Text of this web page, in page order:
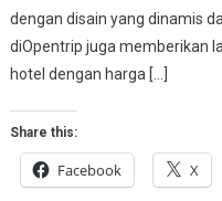
dengan disain yang dinamis
diOpentrip juga memberikan
hotel dengan harga […]
Share this:
Facebook X